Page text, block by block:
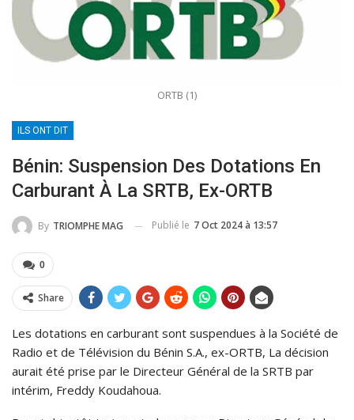
ORTB (1)
ILS ONT DIT
Bénin: Suspension Des Dotations En
Carburant À La SRTB, Ex-ORTB
By TRIOMPHE MAG Publié le 7 Oct 2024 à 13:57
0
Share
Les dotations en carburant sont suspendues à la Société de
Radio et de Télévision du Bénin S.A., ex-ORTB, La décision
aurait été prise par le Directeur Général de la SRTB par
intérim, Freddy Koudahoua.